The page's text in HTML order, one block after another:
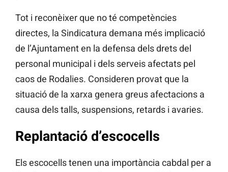
Tot i reconèixer que no té competències
directes, la Sindicatura demana més implicació
de l’Ajuntament en la defensa dels drets del
personal municipal i dels serveis afectats pel
caos de Rodalies. Consideren provat que la
situació de la xarxa genera greus afectacions a
causa dels talls, suspensions, retards i avaries.
Replantació d’escocells
Els escocells tenen una importància cabdal per a